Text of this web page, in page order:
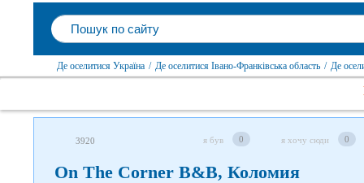
Де оселитися Україна / Де оселитися Івано-Франківська область / Де
3920 я був 0 я хочу сюди 0
On The Corner B&B, Коломия